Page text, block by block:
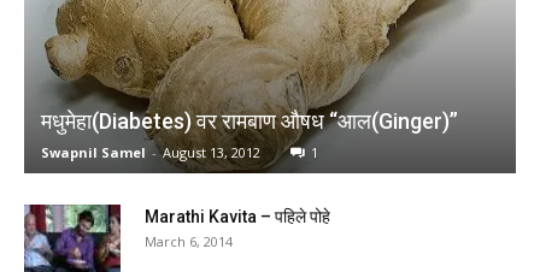
मधुमेहा(Diabetes) वर रामबाण औषध “आल(Ginger)”
Swapnil Samel - August 13, 2012 1
Marathi Kavita – पहिले पोहे
March 6, 2014